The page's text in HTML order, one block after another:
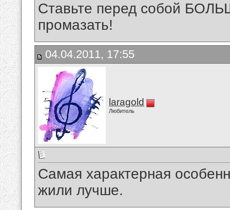
Ставьте перед собой
промазать!
04.04.2011, 17:55
laragold
Любитель
Самая характерная
жили лучше.